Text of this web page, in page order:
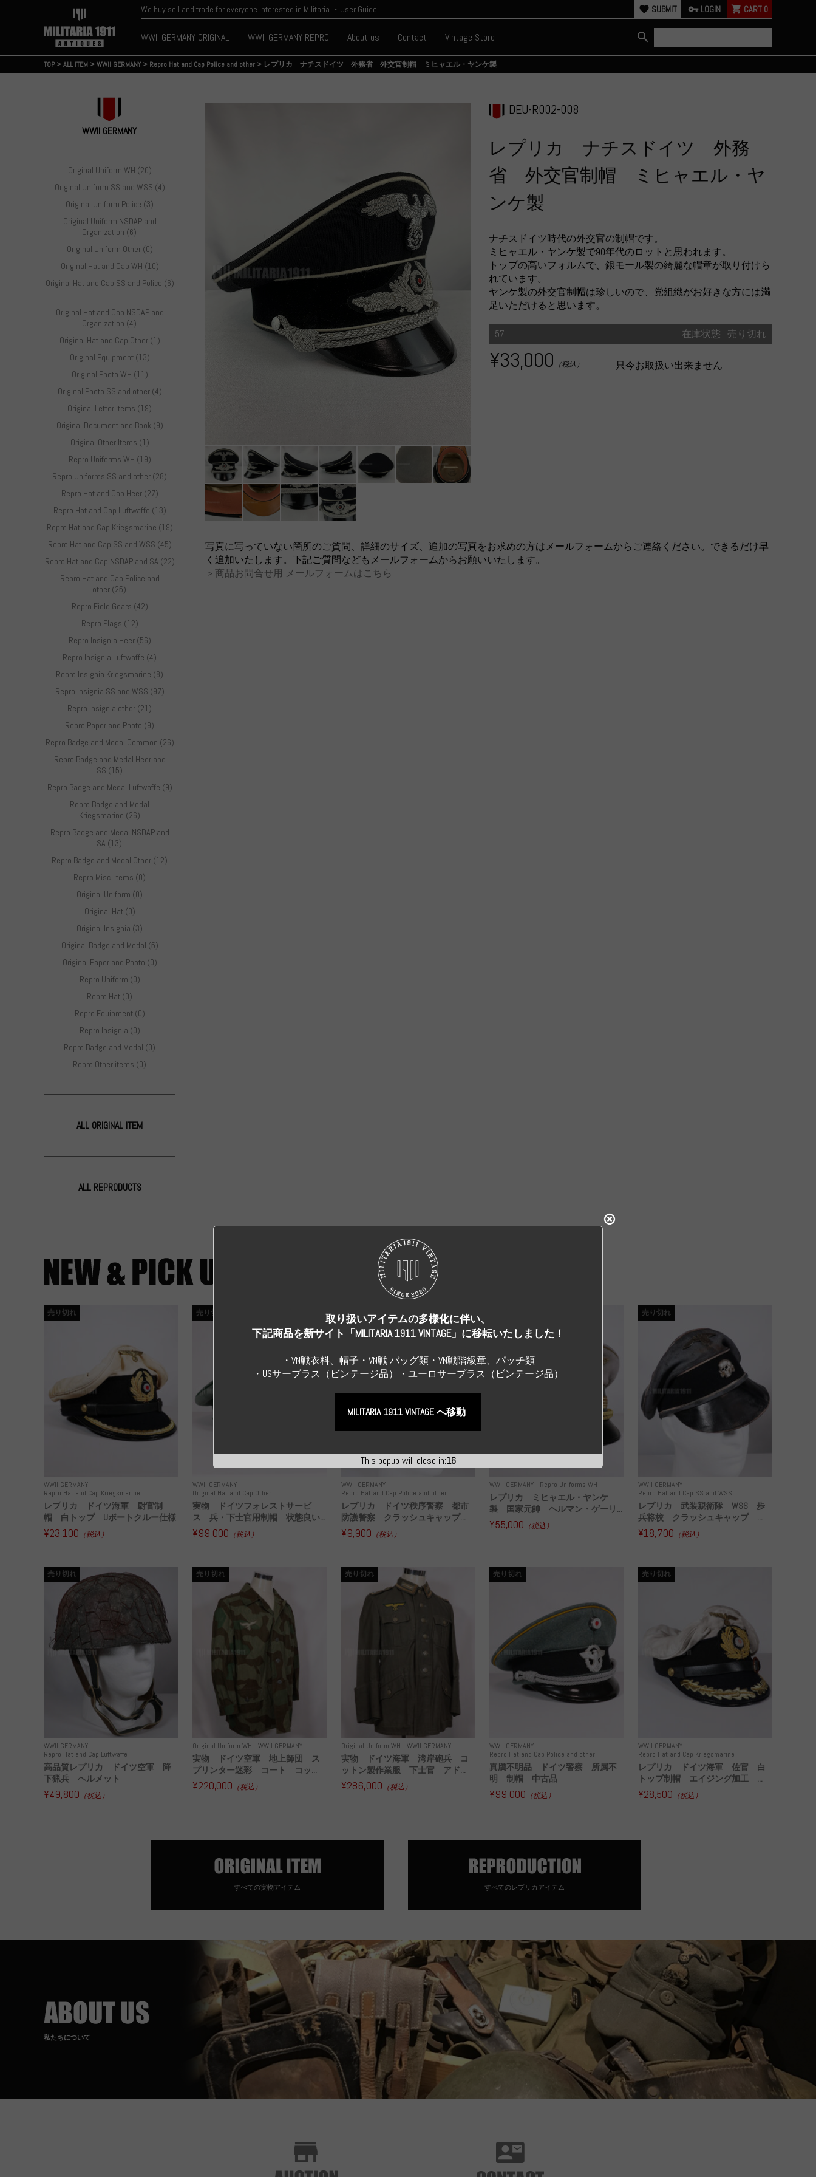
We buy sell and trade for everyone interested in Militaria.・User Guide favorite SUBMIT vpn_key LOGIN shopping_cart CART 0
WWII GERMANY ORIGINAL WWII GERMANY REPRO About us Contact Vintage Store search
TOP>ALL ITEM >WWII GERMANY > Repro Hat and Cap Police and other > レプリカ ナチスドイツ 外務省 外交官制帽 ミヒャエル・ヤンケ製
WWII GERMANY
Original Uniform WH (20)
Original Uniform SS and WSS (4)
Original Uniform Police (3)
Original Uniform NSDAP and
Organization (6)
Original Uniform Other (0)
Original Hat and Cap WH (10)
Original Hat and Cap SS and Police (6)
Original Hat and Cap NSDAP and
Organization (4)
Original Hat and Cap Other (1)
Original Equipment (13)
Original Photo WH (11)
Original Photo SS and other (4)
Original Letter items (19)
Original Document and Book (9)
Original Other Items (1)
Repro Uniforms WH (19)
Repro Uniforms SS and other (28)
Repro Hat and Cap Heer (27)
Repro Hat and Cap Luftwaffe (13)
Repro Hat and Cap Kriegsmarine (19)
Repro Hat and Cap SS and WSS (45)
Repro Hat and Cap NSDAP and SA (22)
Repro Hat and Cap Police and
other (25)
Repro Field Gears (42)
Repro Flags (12)
Repro Insignia Heer (56)
Repro Insignia Luftwaffe (4)
Repro Insignia Kriegsmarine (8)
Repro Insignia SS and WSS (97)
Repro Insignia other (21)
Repro Paper and Photo (9)
Repro Badge and Medal Common (26)
Repro Badge and Medal Heer and
SS (15)
Repro Badge and Medal Luftwaffe (9)
Repro Badge and Medal
Kriegsmarine (26)
Repro Badge and Medal NSDAP and
SA (13)
Repro Badge and Medal Other (12)
Repro Misc. Items (0)
Original Uniform (0)
Original Hat (0)
Original Insignia (3)
Original Badge and Medal (5)
Original Paper and Photo (0)
Repro Uniform (0)
Repro Hat (0)
Repro Equipment (0)
Repro Insignia (0)
Repro Badge and Medal (0)
Repro Other items (0)
ALL ORIGINAL ITEM
ALL REPRODUCTS
DEU-R002-008
レプリカ ナチスドイツ 外務
省 外交官制帽 ミヒャエル・ヤ
ンケ製
ナチスドイツ時代の外交官の制帽です。
ミヒャエル・ヤンケ製で90年代のロットと思われます。
トップの高いフォルムで、銀モール製の綺麗な帽章が取り付けら
れています。
ヤンケ製の外交官制帽は珍しいので、党組織がお好きな方には満
足いただけると思います。
57 在庫状態 : 売り切れ
¥33,000 （税込） 只今お取扱い出来ません
写真に写っていない箇所のご質問、詳細のサイズ、追加の写真をお求めの方はメールフォームからご連絡ください。できるだけ早
く追加いたします。下記ご質問などもメールフォームからお願いいたします。
＞商品お問合せ用 メールフォームはこちら
WWII GERMANY
Repro Hat and Cap Kriegsmarine
売り切れ
レプリカ ドイツ海軍 尉官制
帽 白トップ Uボートクルー仕様
¥23,100 （税込）
WWII GERMANY
Original Hat and Cap Other
売り切れ
実物 ドイツフォレストサービ
ス 兵・下士官用制帽 状態良い...
¥99,000 （税込）
WWII GERMANY
Repro Hat and Cap Police and other
売り切れ
レプリカ ドイツ秩序警察 都市
防護警察 クラッシュキャップ...
¥9,900 （税込）
WWII GERMANY Repro Uniforms WH
レプリカ ミヒャエル・ヤンケ
製 国家元帥 ヘルマン・ゲーリ...
¥55,000 （税込）
WWII GERMANY
Repro Hat and Cap SS and WSS
売り切れ
レプリカ 武装親衛隊 WSS 歩
兵将校 クラッシュキャップ ...
¥18,700 （税込）
WWII GERMANY
Repro Hat and Cap Luftwaffe
売り切れ
高品質レプリカ ドイツ空軍 降
下猟兵 ヘルメット
¥49,800 （税込）
Original Uniform WH WWII GERMANY
売り切れ
実物 ドイツ空軍 地上師団 ス
プリンター迷彩 コート コッ...
¥220,000 （税込）
Original Uniform WH WWII GERMANY
売り切れ
実物 ドイツ海軍 湾岸砲兵 コ
ットン製作業服 下士官 アド...
¥286,000 （税込）
WWII GERMANY
Repro Hat and Cap Police and other
売り切れ
真贋不明品 ドイツ警察 所属不
明 制帽 中古品
¥99,000 （税込）
WWII GERMANY
Repro Hat and Cap Kriegsmarine
売り切れ
レプリカ ドイツ海軍 佐官 白
トップ制帽 エイジング加工 ...
¥28,500 （税込）
すべての実物アイテム すべてのレプリカアイテム
私たちについて
This popup will close in:15
取り扱いアイテムの多様化に伴い、
下記商品を新サイト「MILITARIA 1911 VINTAGE」に移転いたしました！
・VN戦衣料、帽子・VN戦 バッグ類・VN戦階級章、パッチ類
・USサーブラス（ビンテージ品）・ユーロサープラス（ビンテージ品）
MILITARIA 1911 VINTAGE へ移動